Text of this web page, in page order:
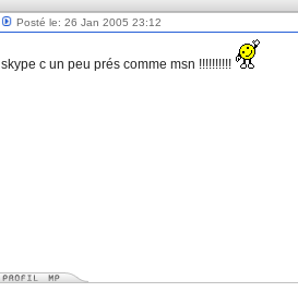
Posté le: 26 Jan 2005 23:12
skype c un peu prés comme msn !!!!!!!!!!